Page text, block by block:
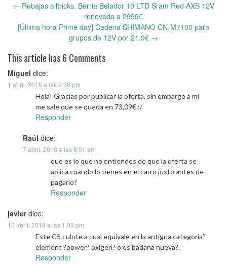
navigation
← Rebajas alltricks. Berria Belador 10 LTD Sram Red AXS 12V
renovada a 2999€
[Última hora Prime day] Cadena SHIMANO CN-M7100 para
grupos de 12V por 21,9€ →
This article has 6 Comments
Miguel dice:
1 abril, 2018 a las 2:36 pm
Hola! Gracias por publicar la oferta, sin embargo a mí
me sale que se queda en 73,09€ :/
Responder
Raúl dice:
7 abril, 2018 a las 8:01 am
que es lo que no entiendes de que la oferta se
aplica cuando lo tienes en el carro justo antes de
pagarlo?
Responder
javier dice:
10 abril, 2018 a las 1:03 pm
Este C5 culote a cual equivale en la antigua categoria?
element ?power? oxigen? o es badana nueva?.
Responder